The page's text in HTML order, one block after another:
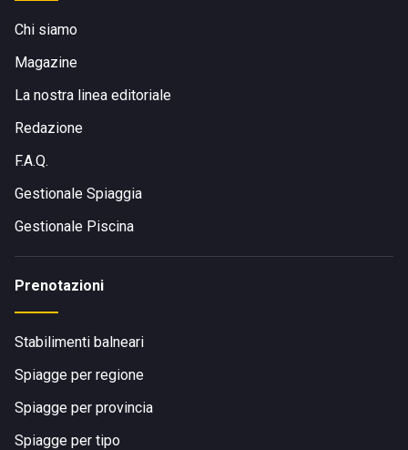
Chi siamo
Magazine
La nostra linea editoriale
Redazione
F.A.Q.
Gestionale Spiaggia
Gestionale Piscina
Prenotazioni
Stabilimenti balneari
Spiagge per regione
Spiagge per provincia
Spiagge per tipo